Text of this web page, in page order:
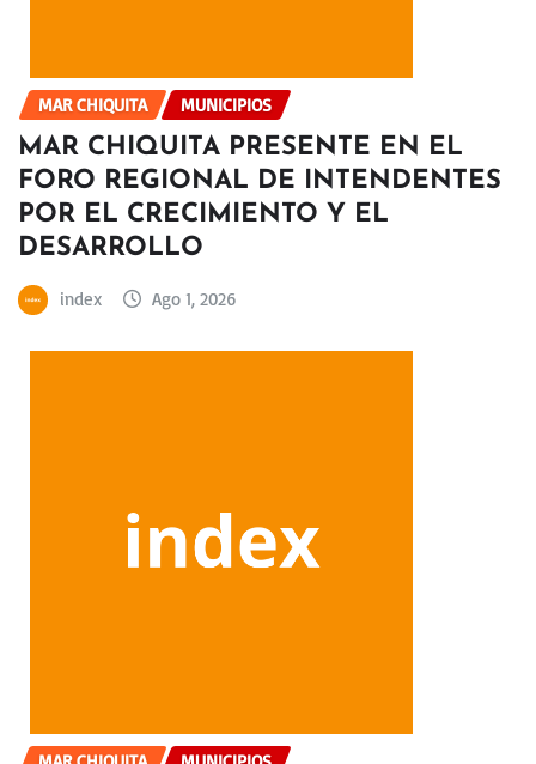
MAR CHIQUITA MUNICIPIOS
MAR CHIQUITA PRESENTE EN EL
FORO REGIONAL DE INTENDENTES
POR EL CRECIMIENTO Y EL
DESARROLLO
index Ago 1, 2026